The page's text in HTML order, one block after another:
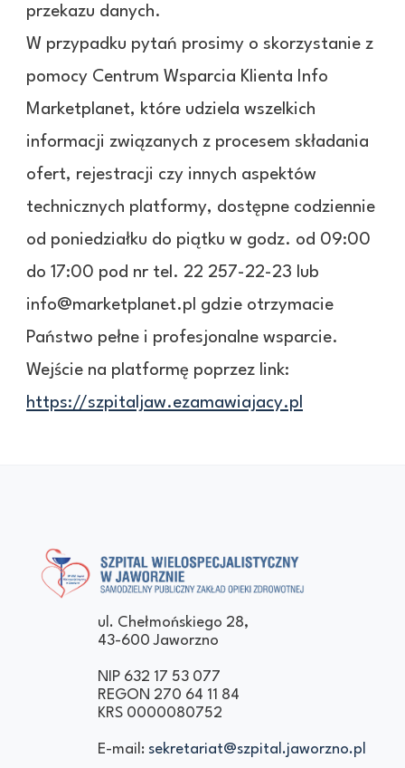
przekazu danych.
W przypadku pytań prosimy o skorzystanie z
pomocy Centrum Wsparcia Klienta Info
Marketplanet, które udziela wszelkich
informacji związanych z procesem składania
ofert, rejestracji czy innych aspektów
technicznych platformy, dostępne codziennie
od poniedziałku do piątku w godz. od 09:00
do 17:00 pod nr tel. 22 257-22-23 lub
info@marketplanet.pl gdzie otrzymacie
Państwo pełne i profesjonalne wsparcie.
Wejście na platformę poprzez link:
https://szpitaljaw.ezamawiajacy.pl
Szpital Wielospecjalistyczny
w Jaworznie
Samodzielny Publiczny Zakład Opieki
Zdrowotnej
ul. Chełmońskiego 28,
43-600 Jaworzno
NIP 632 17 53 077
REGON 270 64 11 84
KRS 0000080752
E-mail: sekretariat@szpital.jaworzno.pl